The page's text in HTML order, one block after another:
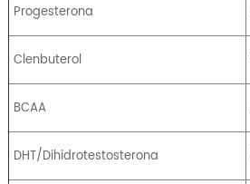
Progesterona
Clenbuterol
BCAA
DHT/Dihidrotestosterona